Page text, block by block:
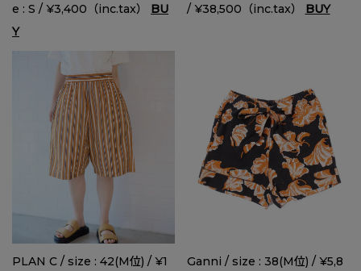
e : S / ¥3,400（inc.tax） BU
Y
/ ¥38,500（inc.tax） BUY
PLAN C / size : 42(M位) / ¥1
Ganni / size : 38(M位) / ¥5,8